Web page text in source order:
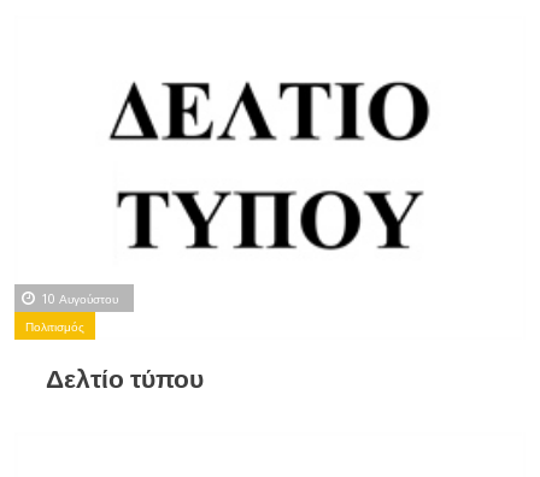
10 Αυγούστου
Πολιτισμός
Δελτίο τύπου